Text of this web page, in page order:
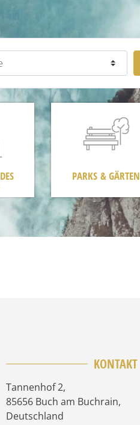
PARKS & GÄRTEN
KONTAKT
Tannenhof 2,
85656 Buch am Buchrain,
Deutschland